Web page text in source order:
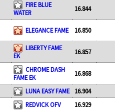
FIRE BLUE
WATER
16.844
ELEGANCE FAME 16.850
LIBERTY FAME
EK
16.857
CHROME DASH
FAME EK
16.868
LUNA EASY FAME
16.904
REDVICK OFV 16.929